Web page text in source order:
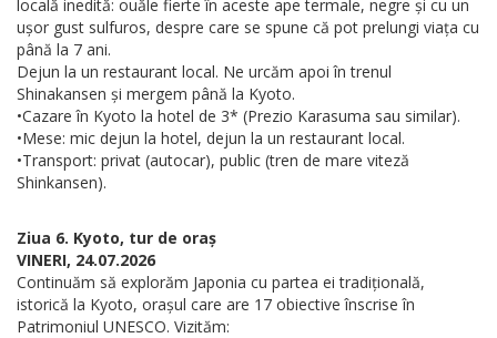
locală inedită: ouăle fierte în aceste ape termale, negre și cu un
ușor gust sulfuros, despre care se spune că pot prelungi viața cu
până la 7 ani.
Dejun la un restaurant local. Ne urcăm apoi în trenul
Shinakansen și mergem până la Kyoto.
•Cazare în Kyoto la hotel de 3* (Prezio Karasuma sau similar).
•Mese: mic dejun la hotel, dejun la un restaurant local.
•Transport: privat (autocar), public (tren de mare viteză
Shinkansen).
Ziua 6. Kyoto, tur de oraș
VINERI, 24.07.2026
Continuăm să explorăm Japonia cu partea ei tradițională,
istorică la Kyoto, orașul care are 17 obiective înscrise în
Patrimoniul UNESCO. Vizităm: